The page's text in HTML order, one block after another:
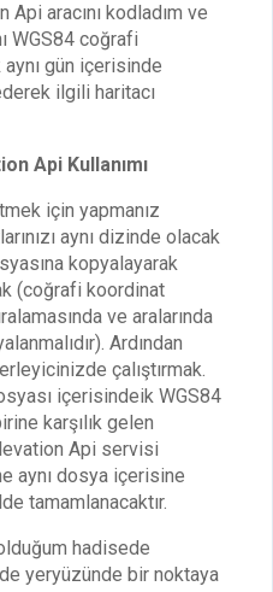
aracını kodladım ve
WGS84 coğrafi
gün içerisinde
ilgili haritacı
Api Kullanımı
için yapmanız
aynı dizinde olacak
kopyalayarak
(coğrafi koordinat
ve aralarında
Ardından
çalıştırmak.
içerisindeik WGS84
karşılık gelen
Api servisi
aynı dosya içerisine
tamamlanacaktır.
hadisede
yeryüzünde bir noktaya